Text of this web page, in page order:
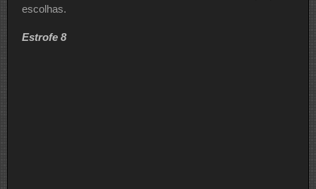
escolhas.
Estrofe 8